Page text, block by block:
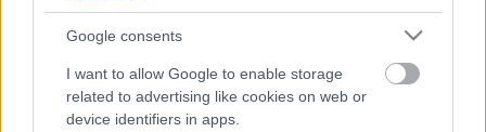
Google consents
I want to allow Google to enable storage
related to advertising like cookies on web or
device identifiers in apps.
egy bemutatója lesz az idén, filmben viszont utoljára
a Liza, a rókatündérben láthattuk. "Tavaly nyáron
forgattam a Brazilokat, M. Kiss Csaba és Rohonyi
Gábor egy amatőr roma focicsapatról szóló